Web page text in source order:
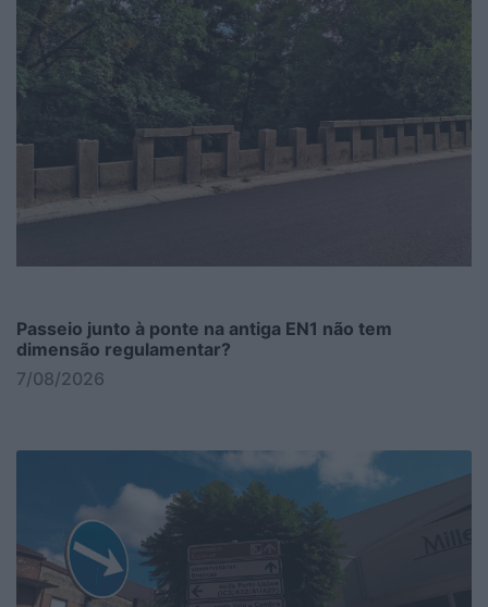
Passeio junto à ponte na antiga EN1 não tem
dimensão regulamentar?
7/08/2026